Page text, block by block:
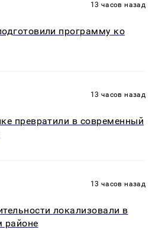
13 часов назад
программу ко
13 часов назад
превратили в современный
13 часов назад
локализовали в
районе